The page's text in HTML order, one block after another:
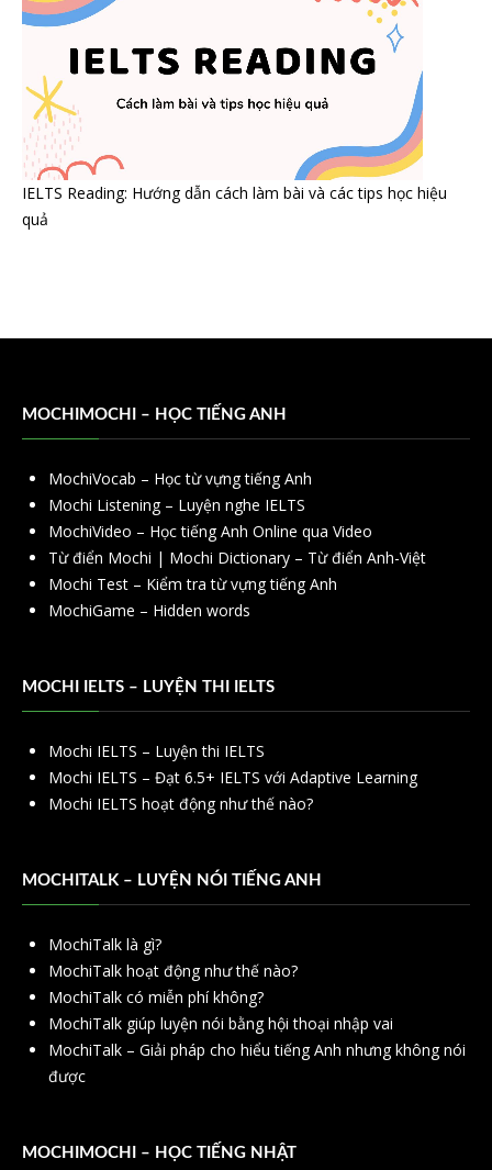
IELTS Reading: Hướng dẫn cách làm bài và các tips học hiệu
quả
MOCHIMOCHI – HỌC TIẾNG ANH
MochiVocab – Học từ vựng tiếng Anh
Mochi Listening – Luyện nghe IELTS
MochiVideo – Học tiếng Anh Online qua Video
Từ điển Mochi | Mochi Dictionary – Từ điển Anh-Việt
Mochi Test – Kiểm tra từ vựng tiếng Anh
MochiGame – Hidden words
MOCHI IELTS – LUYỆN THI IELTS
Mochi IELTS – Luyện thi IELTS
Mochi IELTS – Đạt 6.5+ IELTS với Adaptive Learning
Mochi IELTS hoạt động như thế nào?
MOCHITALK – LUYỆN NÓI TIẾNG ANH
MochiTalk là gì?
MochiTalk hoạt động như thế nào?
MochiTalk có miễn phí không?
MochiTalk giúp luyện nói bằng hội thoại nhập vai
MochiTalk – Giải pháp cho hiểu tiếng Anh nhưng không nói
được
MOCHIMOCHI – HỌC TIẾNG NHẬT